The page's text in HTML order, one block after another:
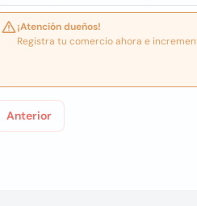
¡Atención dueños!
Registra tu comercio ahora e
Anterior